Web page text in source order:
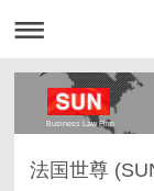
Business Law Firm
法国世尊